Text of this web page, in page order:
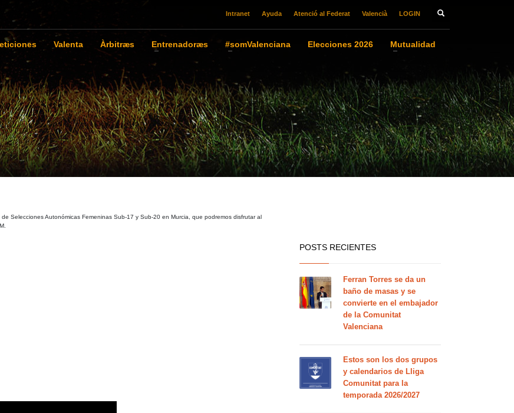
Intranet Ayuda Atenció al Federat Valencià LOGIN
Valenta Àrbitræs Entrenadoræs #somValenciana Elecciones 2026
Mutualidad
Selecciones Autonómicas Femeninas Sub-17 y Sub-20 en Murcia, que podremos disfrutar al
POSTS RECIENTES
Ferran Torres se da un
baño de masas y se
convierte en el embajador
de la Comunitat
Valenciana
Estos son los dos grupos
y calendarios de Lliga
Comunitat para la
temporada 2026/2027